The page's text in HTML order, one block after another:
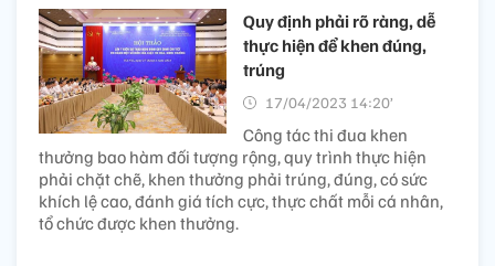
Quy định phải rõ ràng, dễ
thực hiện để khen đúng,
trúng
17/04/2023 14:20’
Công tác thi đua khen
thưởng bao hàm đối tượng rộng, quy trình thực hiện
phải chặt chẽ, khen thưởng phải trúng, đúng, có sức
khích lệ cao, đánh giá tích cực, thực chất mỗi cá nhân,
tổ chức được khen thưởng.